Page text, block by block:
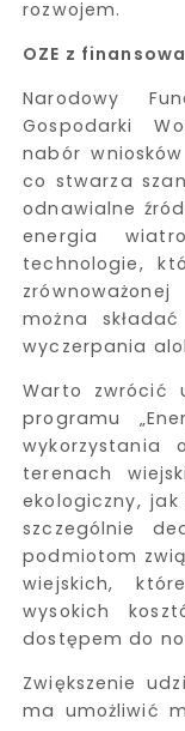
rozwojem.
OZE z
Narodowy
Gospodarki
nabór
co stwarza
odnawialne
energia
technologie,
można
wyczerpania
Warto zwrócić
programu
wykorzystania
terenach
ekologiczny,
szczególnie
podmiotom
wiejskich,
wysokich
dostępem do
Zwiększenie
ma umożliwić